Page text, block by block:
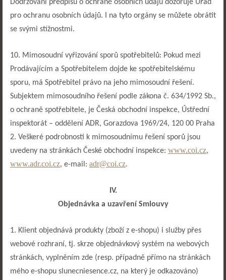
Dodržování předpisů o ochraně osobních údajů dozoruje Úřad
pro ochranu osobních údajů. I na tyto orgány se můžete obrátit
se svými stížnostmi.
10. Mimosoudní vyřizování sporů spotřebitelů: Pokud mezi
Prodávajícím a Spotřebitelem dojde ke spotřebitelskému
sporu, má Spotřebitel právo na jeho mimosoudní řešení.
Subjektem mimosoudního řešení podle zákona č. 634/1992 Sb.,
o ochraně spotřebitele, je Česká obchodní inspekce, Ústřední
inspektorát – oddělení ADR, Gorazdova 1969/24, 120 00 Praha
2. Veškeré podrobnosti k mimosoudnímu řešení sporů jsou
uvedeny na stránkách České obchodní inspekce: www.coi.cz,
www.adr.coi.cz, e-mail: adr@coi.cz.
IV.
Objednávka a uzavření Smlouvy
1. Klient objednává produkty (zboží z e-shopu) i služby přes
webové rozhraní, tj. skrze objednávkový systém na webových
stránkách, vyplněním zde (resp. případně přímo na stránkách
mého e-shopu slunecniesence.cz, na který je odkazováno)